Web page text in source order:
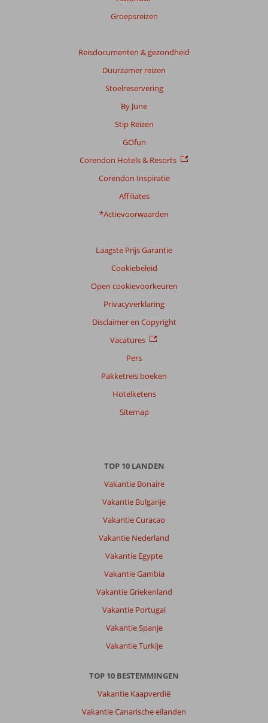
Groepsreizen
Reisdocumenten & gezondheid
Duurzamer reizen
Stoelreservering
By June
Stip Reizen
GOfun
Corendon Hotels & Resorts
Corendon Inspiratie
Affiliates
*Actievoorwaarden
Laagste Prijs Garantie
Cookiebeleid
Open cookievoorkeuren
Privacyverklaring
Disclaimer en Copyright
Vacatures
Pers
Pakketreis boeken
Hotelketens
Sitemap
TOP 10 LANDEN
Vakantie Bonaire
Vakantie Bulgarije
Vakantie Curacao
Vakantie Nederland
Vakantie Egypte
Vakantie Gambia
Vakantie Griekenland
Vakantie Portugal
Vakantie Spanje
Vakantie Turkije
TOP 10 BESTEMMINGEN
Vakantie Kaapverdië
Vakantie Canarische eilanden